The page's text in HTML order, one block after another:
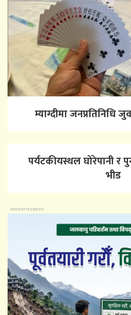
म्याग्दीमा जनप्रतिनिधि
पर्यटकीयस्थल घोरेपानी र
भीड